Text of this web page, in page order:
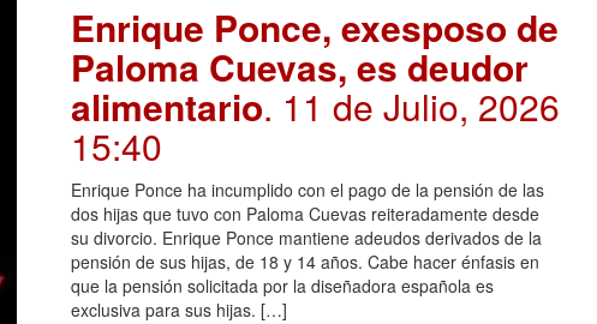
Enrique Ponce, exesposo de
Paloma Cuevas, es deudor
alimentario. 11 de Julio, 2026
15:40
Enrique Ponce ha incumplido con el pago de la pensión de las
dos hijas que tuvo con Paloma Cuevas reiteradamente desde
su divorcio. Enrique Ponce mantiene adeudos derivados de la
pensión de sus hijas, de 18 y 14 años. Cabe hacer énfasis en
que la pensión solicitada por la diseñadora española es
exclusiva para sus hijas. […]